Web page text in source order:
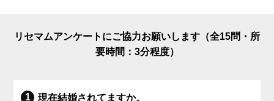
リセマムアンケートにご協力お願いします（全15問・所
要時間：3分程度）
現在結婚されてますか。